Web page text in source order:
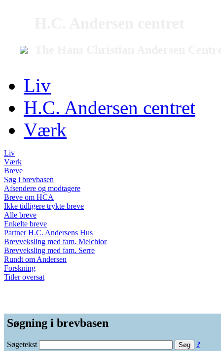
Liv
H.C. Andersen centret
Værk
Liv
Værk
Breve
Søg i brevbasen
Afsendere og modtagere
Breve om HCA
Ikke tidligere trykte breve
Alle breve
Enkelte breve
Partner H.C. Andersens Hus
Brevveksling med fam. Melchior
Brevveksling med fam. Serre
Rundt om Andersen
Forskning
Titler oversat
Søgning i brevbasen
Søgetekst ?